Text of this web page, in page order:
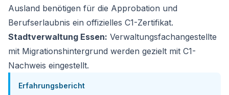
Ausland benötigen für die Approbation und
Berufserlaubnis ein offizielles C1-Zertifikat.
Stadtverwaltung Essen: Verwaltungsfachangestellte
mit Migrationshintergrund werden gezielt mit C1-
Nachweis eingestellt.
Erfahrungsbericht